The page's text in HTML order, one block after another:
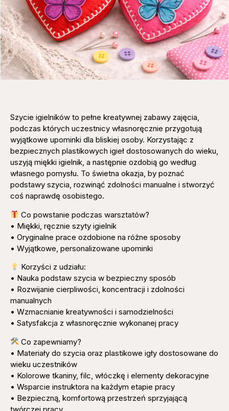
Szycie igielników to pełne kreatywnej zabawy zajęcia,
podczas których uczestnicy własnoręcznie przygotują
wyjątkowe upominki dla bliskiej osoby. Korzystając z
bezpiecznych plastikowych igieł dostosowanych do wieku,
uszyją miękki igielnik, a następnie ozdobią go według
własnego pomysłu. To świetna okazja, by poznać
podstawy szycia, rozwinąć zdolności manualne i stworzyć
coś naprawdę osobistego.
Co powstanie podczas warsztatów?
• Miękki, ręcznie szyty igielnik
• Oryginalne prace ozdobione na różne sposoby
• Wyjątkowe, personalizowane upominki
Korzyści z udziału:
• Nauka podstaw szycia w bezpieczny sposób
• Rozwijanie cierpliwości, koncentracji i zdolności
manualnych
• Wzmacnianie kreatywności i samodzielności
• Satysfakcja z własnoręcznie wykonanej pracy
Co zapewniamy?
• Materiały do szycia oraz plastikowe igły dostosowane do
wieku uczestników
• Kolorowe tkaniny, filc, włóczkę i elementy dekoracyjne
• Wsparcie instruktora na każdym etapie pracy
• Bezpieczną, komfortową przestrzeń sprzyjającą
twórczej pracy